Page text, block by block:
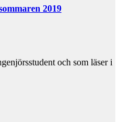
2019
och som läser i